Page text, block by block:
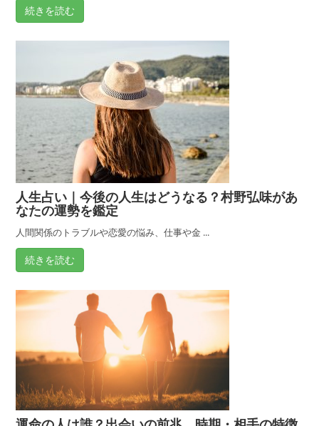
「村
野
弘
味」
が
徹
底
鑑
定
続きを読む
人生占い｜今後の人生はどうなる？村野弘味があ
なたの運勢を鑑定
人間関係のトラブルや恋愛の悩み、仕事や金 ...
続きを読む